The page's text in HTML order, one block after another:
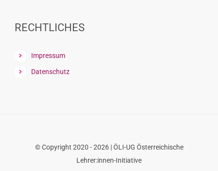
RECHTLICHES
Impressum
Datenschutz
© Copyright 2020 - 2026 | ÖLI-UG Österreichische
Lehrer:innen-Initiative